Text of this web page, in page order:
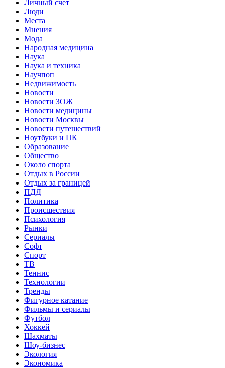
Личный счет
Люди
Места
Мнения
Мода
Народная медицина
Наука
Наука и техника
Научпоп
Недвижимость
Новости
Новости ЗОЖ
Новости медицины
Новости Москвы
Новости путешествий
Ноутбуки и ПК
Образование
Общество
Около спорта
Отдых в России
Отдых за границей
ПДД
Политика
Происшествия
Психология
Рынки
Сериалы
Софт
Спорт
ТВ
Теннис
Технологии
Тренды
Фигурное катание
Фильмы и сериалы
Футбол
Хоккей
Шахматы
Шоу-бизнес
Экология
Экономика